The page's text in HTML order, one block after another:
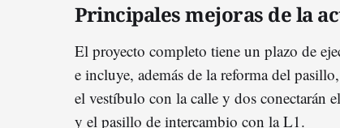
Principales mejoras de la
El proyecto completo tiene un plazo de
e incluye, además de la reforma del pasillo,
el vestíbulo con la calle y dos conectarán
y el pasillo de intercambio con la L1.